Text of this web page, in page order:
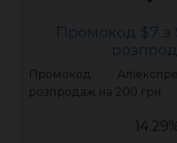
Промокод $7 з
Промокод
розпродаж на 200 грн